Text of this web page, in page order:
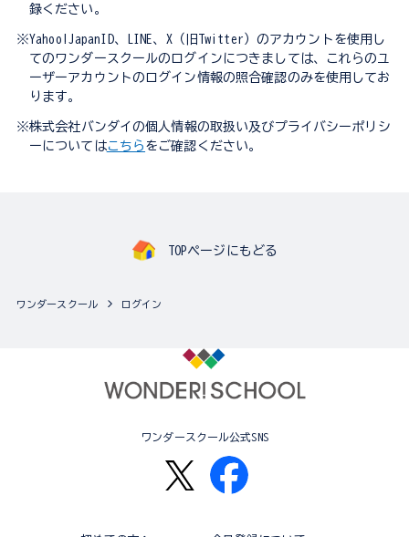
録ください。
※Yahoo!JapanID、LINE、X（旧Twitter）のアカウントを使用し
てのワンダースクールのログインにつきましては、これらのユ
ーザーアカウントのログイン情報の照合確認のみを使用してお
ります。
※株式会社バンダイの個人情報の取扱い及びプライバシーポリシ
ーについてはこちら をご確認ください。
TOPページにもどる
ワンダースクール ログイン
ワンダースクール公式SNS